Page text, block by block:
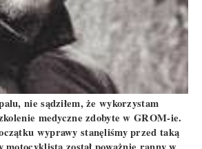
nie sądziłem, że wykorzystam
medyczne zdobyte w GROM-ie.
wyprawy stanęliśmy przed taką